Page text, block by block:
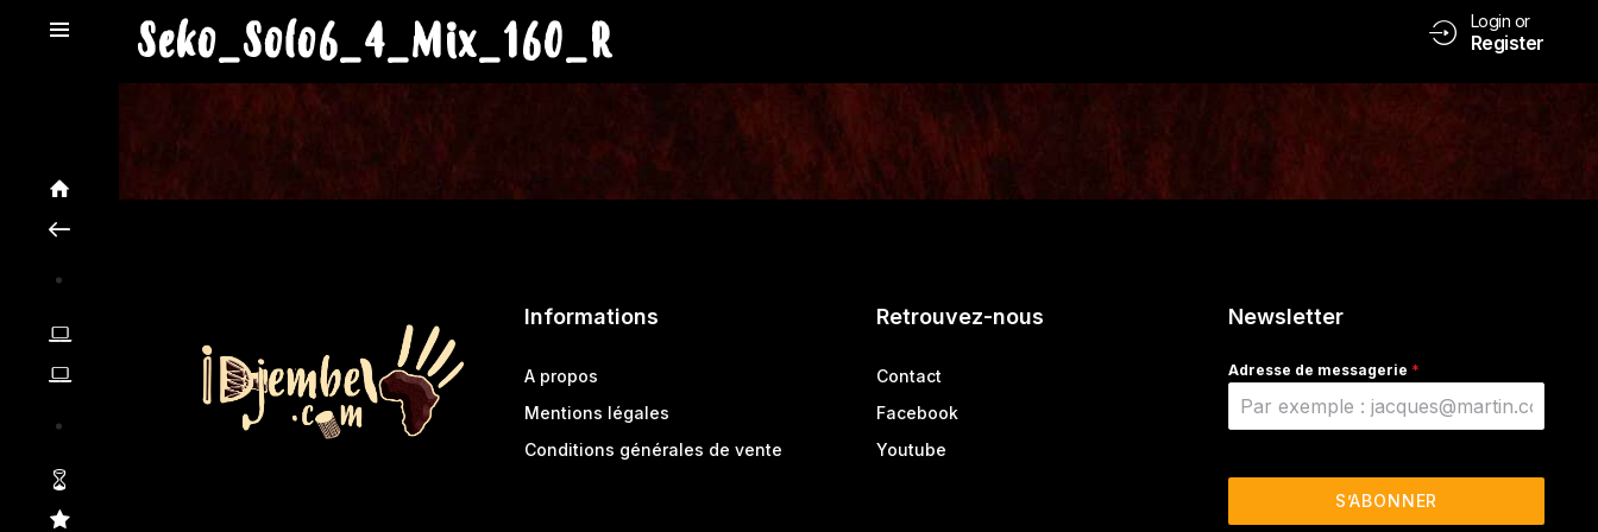
Seko_Solo6_4_Mix_160_R Login or
Register
Informations
A propos
Mentions légales
Conditions générales de vente
Retrouvez-nous
Contact
Facebook
Youtube
Newsletter
Adresse de messagerie *
S’ABONNER